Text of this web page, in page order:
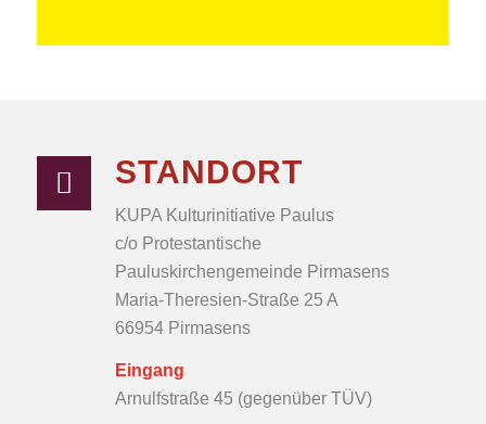
STANDORT
KUPA Kulturinitiative Paulus
c/o Protestantische
Pauluskirchengemeinde Pirmasens
Maria-Theresien-Straße 25 A
66954 Pirmasens
Eingang
Arnulfstraße 45 (gegenüber TÜV)